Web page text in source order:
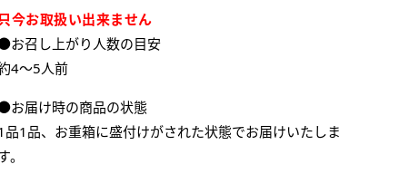
今お取扱い出来ません
お召し上がり人数の目安
4～5人前
お届け時の商品の状態
品1品、お重箱に盛付けがされた状態でお届けいたしま
。